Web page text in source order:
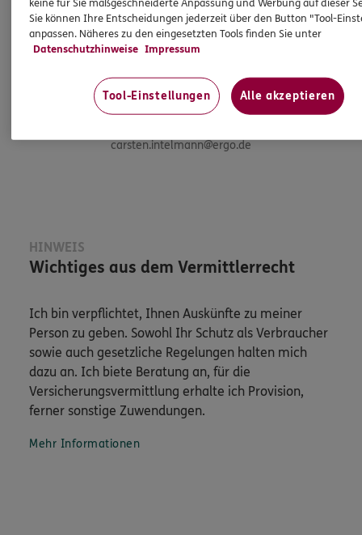
Versicherungs- und
Finanzanlagenfachmann
carsten.intelmann@ergo.de
HINWEIS
Wichtiges aus dem Vermittlerrecht
Ich bin verpflichtet, Ihnen Auskünfte zu meiner
Person zu geben. Sowohl Ihr Schutz als Verbraucher
sowie auch gesetzliche Regelungen halten mich
dazu an. Ich biete Beratung an, für die
Versicherungsvermittlung erhalte ich Provision,
ferner sonstige Zuwendungen.
Mehr Informationen
keine für Sie maßgeschneiderte Anpassung und Werbung auf dieser
Sie können Ihre Entscheidungen jederzeit über den Button "Tool-
anpassen. Näheres zu den eingesetzten Tools finden Sie unter
Datenschutzhinweise Impressum
Tool-Einstellungen Alle akzeptieren